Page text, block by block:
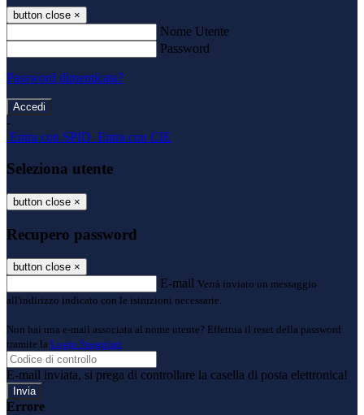
button close ×
Nome Utente
Password
Password dimenticata?
-
Entra con SPID Entra con CIE
Seleziona utente
button close ×
Recupero password
button close ×
E-mail Verrà inviato un messaggio
all'indirizzo indicato con le istruzioni necessarie.
Non hai una e-mail associata al nome utente? Effettua il reset della password
tramite la Login Spaggiari
E-mail inviata, si prega di controllare la casella di posta elettronica!
Errore